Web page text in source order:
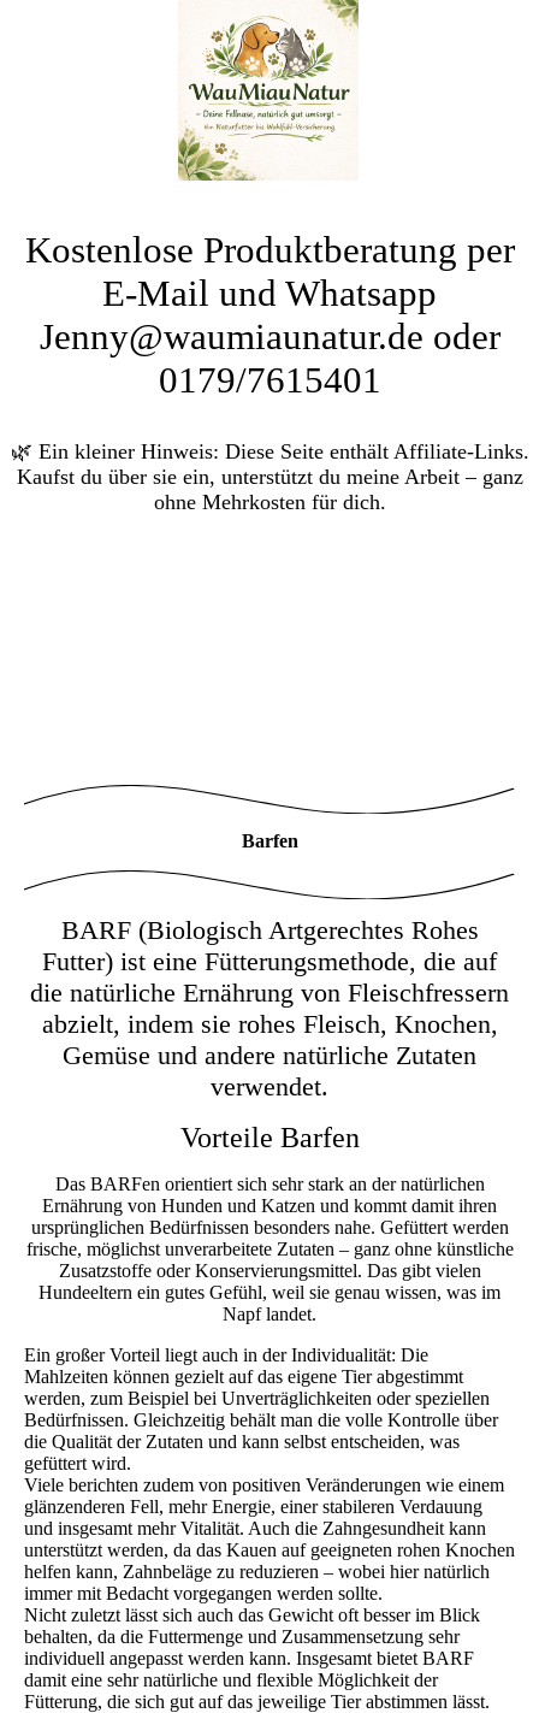
Kostenlose Produktberatung per
E-Mail und Whatsapp
Jenny@waumiaunatur.de oder
0179/7615401
🌿 Ein kleiner Hinweis: Diese Seite enthält Affiliate-Links.
Kaufst du über sie ein, unterstützt du meine Arbeit – ganz
ohne Mehrkosten für dich.
Barfen
BARF (Biologisch Artgerechtes Rohes
Futter) ist eine Fütterungsmethode, die auf
die natürliche Ernährung von Fleischfressern
abzielt, indem sie rohes Fleisch, Knochen,
Gemüse und andere natürliche Zutaten
verwendet.
Vorteile Barfen
Das BARFen orientiert sich sehr stark an der natürlichen
Ernährung von Hunden und Katzen und kommt damit ihren
ursprünglichen Bedürfnissen besonders nahe. Gefüttert werden
frische, möglichst unverarbeitete Zutaten – ganz ohne künstliche
Zusatzstoffe oder Konservierungsmittel. Das gibt vielen
Hundeeltern ein gutes Gefühl, weil sie genau wissen, was im
Napf landet.
Ein großer Vorteil liegt auch in der Individualität: Die
Mahlzeiten können gezielt auf das eigene Tier abgestimmt
werden, zum Beispiel bei Unverträglichkeiten oder speziellen
Bedürfnissen. Gleichzeitig behält man die volle Kontrolle über
die Qualität der Zutaten und kann selbst entscheiden, was
gefüttert wird.
Viele berichten zudem von positiven Veränderungen wie einem
glänzenderen Fell, mehr Energie, einer stabileren Verdauung
und insgesamt mehr Vitalität. Auch die Zahngesundheit kann
unterstützt werden, da das Kauen auf geeigneten rohen Knochen
helfen kann, Zahnbeläge zu reduzieren – wobei hier natürlich
immer mit Bedacht vorgegangen werden sollte.
Nicht zuletzt lässt sich auch das Gewicht oft besser im Blick
behalten, da die Futtermenge und Zusammensetzung sehr
individuell angepasst werden kann. Insgesamt bietet BARF
damit eine sehr natürliche und flexible Möglichkeit der
Fütterung, die sich gut auf das jeweilige Tier abstimmen lässt.